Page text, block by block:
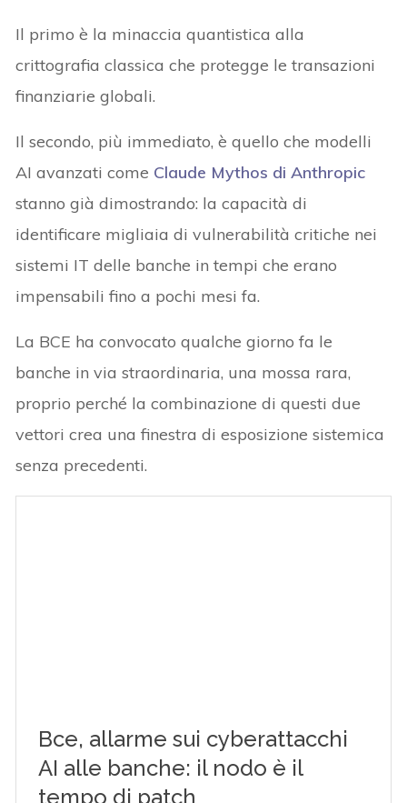
Il primo è la minaccia quantistica alla
crittografia classica che protegge le transazioni
finanziarie globali.
Il secondo, più immediato, è quello che modelli
AI avanzati come Claude Mythos di Anthropic
stanno già dimostrando: la capacità di
identificare migliaia di vulnerabilità critiche nei
sistemi IT delle banche in tempi che erano
impensabili fino a pochi mesi fa.
La BCE ha convocato qualche giorno fa le
banche in via straordinaria, una mossa rara,
proprio perché la combinazione di questi due
vettori crea una finestra di esposizione sistemica
senza precedenti.